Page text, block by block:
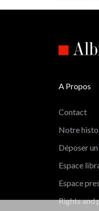
A Propos
Contact
Notre
Déposer
Espace
Espace
Rights and